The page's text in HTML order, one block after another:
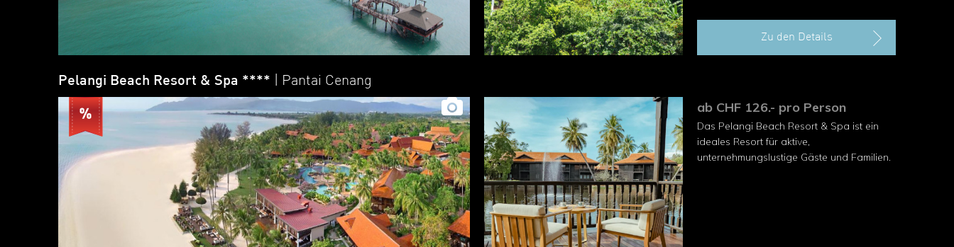
Zu den Details
Pelangi Beach Resort & Spa **** | Pantai Cenang
ab CHF 126.- pro Person
Das Pelangi Beach Resort & Spa ist ein
ideales Resort für aktive,
unternehmungslustige Gäste und Familien.